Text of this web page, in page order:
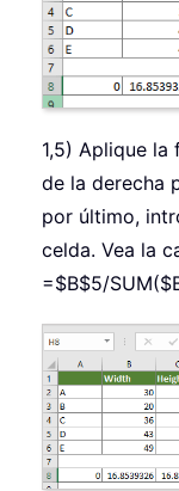
1,5) Aplique la
de la derecha
por último,
celda. Vea la
=$B$5/